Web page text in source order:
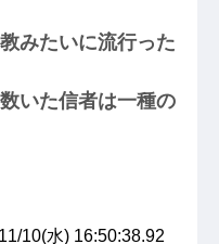
みたいに流行った
いた信者は一種の
10(水) 16:50:38.92